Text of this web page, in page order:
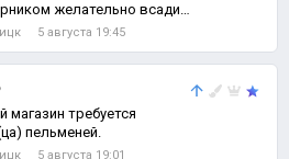
желательно всадик
не пью не курю не
5 августа 19:45
магазин требуется
пельменей.
5 августа 19:01